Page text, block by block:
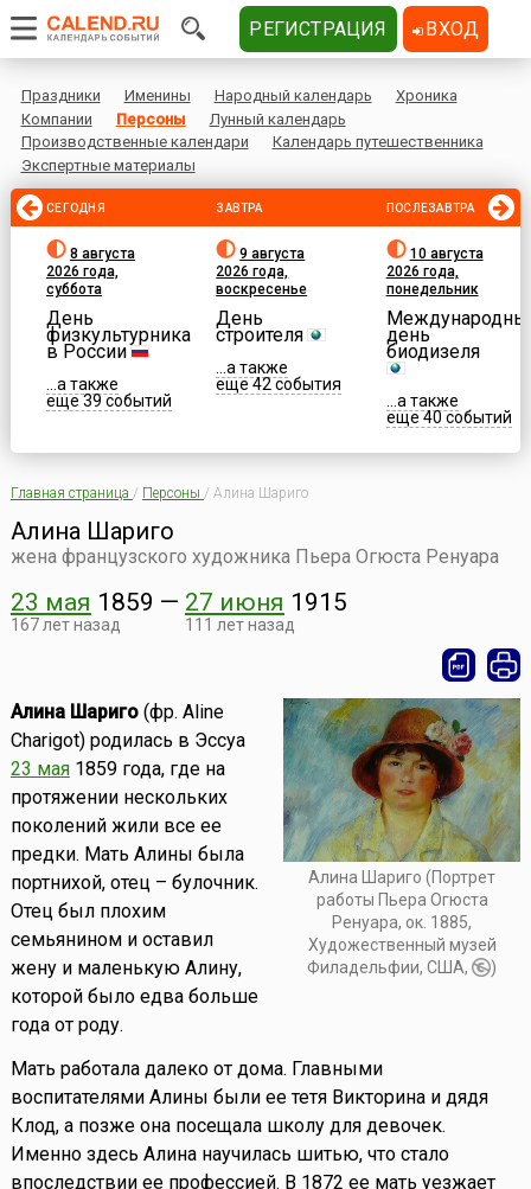
Праздники Именины Народный календарь
Хроника
Компании
Персоны
Лунный календарь
Производственные календари
Календарь путешественника
Экспертные материалы
СЕГОДНЯ
8 августа
2026 года,
суббота
День
физкультурника
в России
...а также
еще 39 событий
ЗАВТРА
9 августа
2026 года,
воскресенье
День
строителя
...а также
еще 42 события
ПОСЛЕЗАВТРА
10 августа
2026 года,
понедельник
день
биодизеля
...а также
еще 40 событий
Главная страница / Персоны / Алина Шариго
Алина Шариго
жена французского художника Пьера Огюста Ренуара
23 мая 1859
167 лет назад
— 27 июня 1915
111 лет назад
Алина Шариго (Портрет
работы Пьера Огюста
Ренуара, ок. 1885,
Художественный музей
Филадельфии, США,
)
Алина Шариго(фр. Aline
Charigot) родилась в Эссуа
23 мая1859 года, где на
протяжении нескольких
поколений жили все ее
предки. Мать Алины была
портнихой, отец – булочник.
Отец был плохим
семьянином и оставил
жену и маленькую Алину,
которой было едва больше
года от роду.
Мать работала далеко от дома. Главными
воспитателями Алины были ее тетя Викторина и дядя
Клод, а позже она посещала школу для девочек.
Именно здесь Алина научилась шитью, что стало
впоследствии ее профессией. В 1872 ее мать уезжает
РЕГИСТРАЦИЯ ВХОД